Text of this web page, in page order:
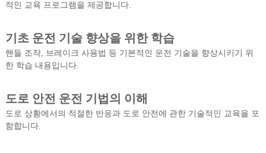
적인 교육 프로그램을 제공합니다.
기초 운전 기술 향상을 위한 학습
핸들 조작, 브레이크 사용법 등 기본적인 운전 기술을 향상시키기 위
한 학습 내용입니다.
도로 안전 운전 기법의 이해
도로 상황에서의 적절한 반응과 도로 안전에 관한 기술적인 교육을 포
함합니다.